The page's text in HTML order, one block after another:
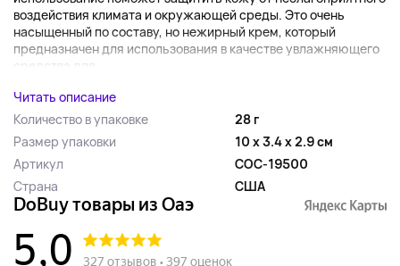
воздействия климата и окружающей среды. Это очень
насыщенный по составу, но нежирный крем, который
предназначен для использования в качестве увлажняющего
средства для...
Читать описание
Количество в упаковке
28 г
Размер упаковки
10 x 3.4 x 2.9 см
Артикул
COC-19500
Страна
США